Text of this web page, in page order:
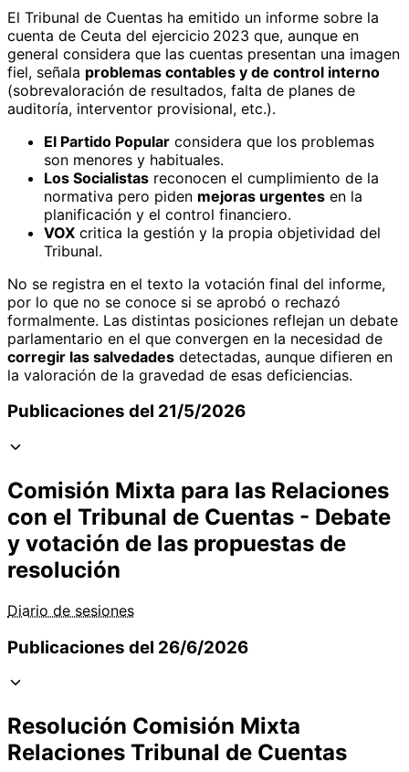
El Tribunal de Cuentas ha emitido un informe sobre la
cuenta de Ceuta del ejercicio 2023 que, aunque en
general considera que las cuentas presentan una imagen
fiel, señala problemas contables y de control interno
(sobrevaloración de resultados, falta de planes de
auditoría, interventor provisional, etc.).
El Partido Popular considera que los problemas
son menores y habituales.
Los Socialistas reconocen el cumplimiento de la
normativa pero piden mejoras urgentes en la
planificación y el control financiero.
VOX critica la gestión y la propia objetividad del
Tribunal.
No se registra en el texto la votación final del informe,
por lo que no se conoce si se aprobó o rechazó
formalmente. Las distintas posiciones reflejan un debate
parlamentario en el que convergen en la necesidad de
corregir las salvedades detectadas, aunque difieren en
la valoración de la gravedad de esas deficiencias.
Publicaciones del 21/5/2026
Comisión Mixta para las Relaciones
con el Tribunal de Cuentas - Debate
y votación de las propuestas de
resolución
Diario de sesiones
Publicaciones del 26/6/2026
Resolución Comisión Mixta
Relaciones Tribunal de Cuentas